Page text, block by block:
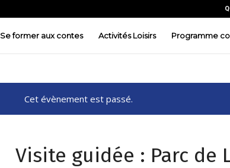
Se former aux contes Activités Loisirs Programme
Cet évènement est passé.
Visite guidée : Parc de